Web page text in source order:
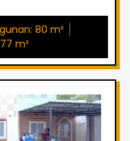
80 m²
m²